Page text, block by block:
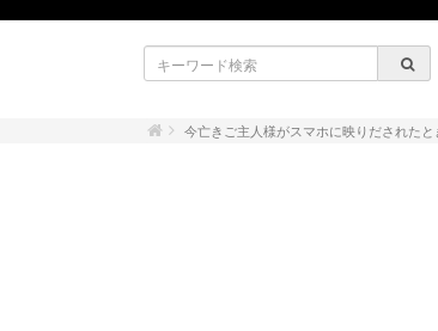
今亡きご主人様がスマホに映りだされたと